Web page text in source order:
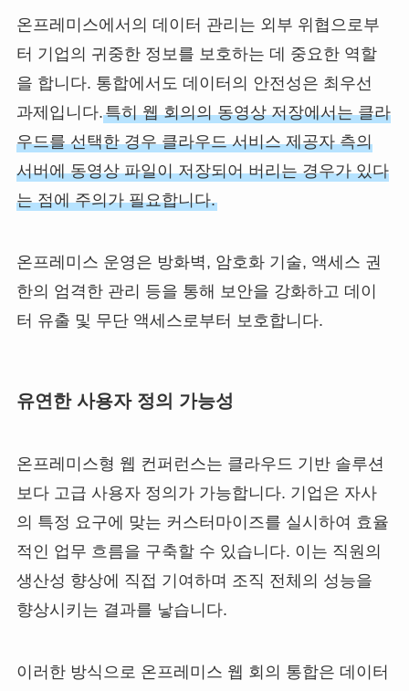
온프레미스에서의 데이터 관리는 외부 위협으로부
터 기업의 귀중한 정보를 보호하는 데 중요한 역할
을 합니다. 통합에서도 데이터의 안전성은 최우선
과제입니다.특히 웹 회의의 동영상 저장에서는 클라
우드를 선택한 경우 클라우드 서비스 제공자 측의
서버에 동영상 파일이 저장되어 버리는 경우가 있다
는 점에 주의가 필요합니다.
온프레미스 운영은 방화벽, 암호화 기술, 액세스 권
한의 엄격한 관리 등을 통해 보안을 강화하고 데이
터 유출 및 무단 액세스로부터 보호합니다.
유연한 사용자 정의 가능성
온프레미스형 웹 컨퍼런스는 클라우드 기반 솔루션
보다 고급 사용자 정의가 가능합니다. 기업은 자사
의 특정 요구에 맞는 커스터마이즈를 실시하여 효율
적인 업무 흐름을 구축할 수 있습니다. 이는 직원의
생산성 향상에 직접 기여하며 조직 전체의 성능을
향상시키는 결과를 낳습니다.
이러한 방식으로 온프레미스 웹 회의 통합은 데이터